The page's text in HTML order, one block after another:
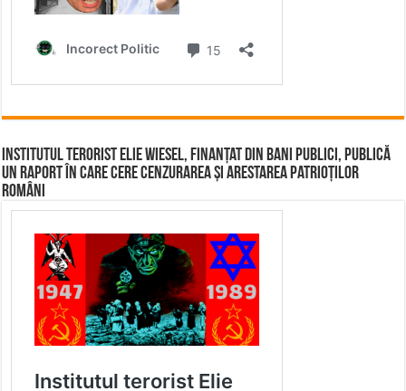
Institutul terorist Elie Wiesel, finanțat din bani publici, publică
un raport în care cere cenzurarea și arestarea patrioților
români